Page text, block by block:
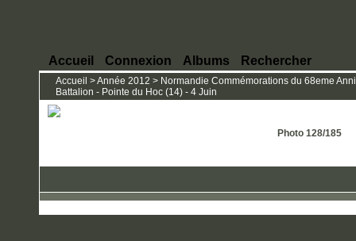
Accueil Connexion Albums Rechercher
Accueil >Année 2012 > Normandie Commémorations du 68eme
Battalion - Pointe du Hoc (14) - 4 Juin
Photo 128/185